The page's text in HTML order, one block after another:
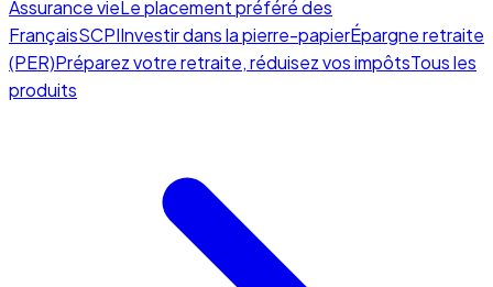
Assurance vieLe placement préféré des
FrançaisSCPIInvestir dans la pierre-papierÉpargne retraite
(PER)Préparez votre retraite, réduisez vos impôtsTous les
produits